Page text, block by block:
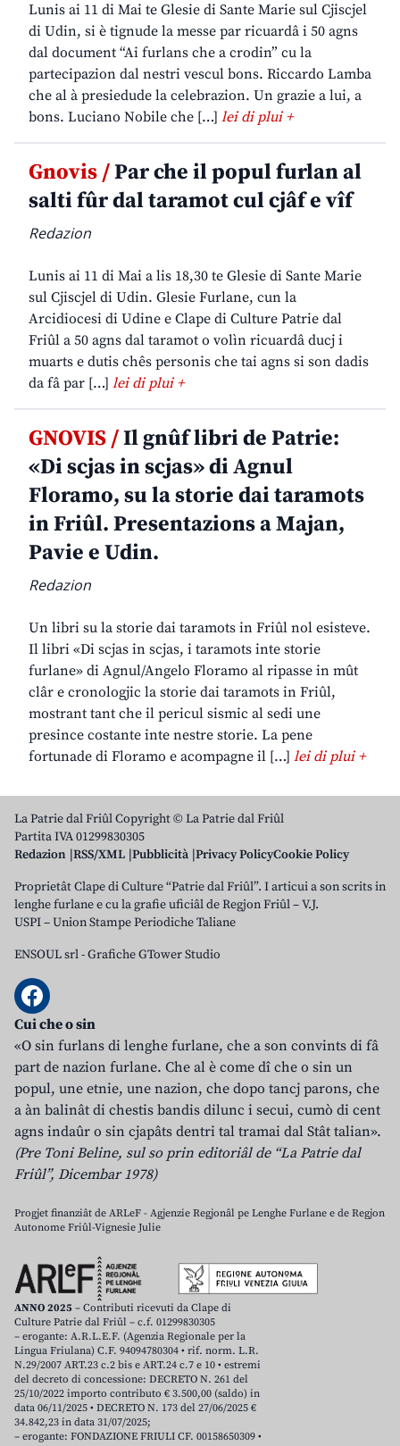
Lunis ai 11 di Mai te Glesie di Sante Marie sul Cjiscjel
di Udin, si è tignude la messe par ricuardâ i 50 agns
dal document “Ai furlans che a crodin” cu la
partecipazion dal nestri vescul bons. Riccardo Lamba
che al à presiedude la celebrazion. Un grazie a lui, a
bons. Luciano Nobile che […] lei di plui +
Gnovis /Par che il popul furlan al
salti fûr dal taramot cul cjâf e vîf
Redazion
Lunis ai 11 di Mai a lis 18,30 te Glesie di Sante Marie
sul Cjiscjel di Udin. Glesie Furlane, cun la
Arcidiocesi di Udine e Clape di Culture Patrie dal
Friûl a 50 agns dal taramot o volìn ricuardâ ducj i
muarts e dutis chês personis che tai agns si son dadis
da fâ par […] lei di plui +
GNOVIS /Il gnûf libri de Patrie:
«Di scjas in scjas» di Agnul
Floramo, su la storie dai taramots
in Friûl. Presentazions a Majan,
Pavie e Udin.
Redazion
Un libri su la storie dai taramots in Friûl nol esisteve.
Il libri «Di scjas in scjas, i taramots inte storie
furlane» di Agnul/Angelo Floramo al ripasse in mût
clâr e cronologjic la storie dai taramots in Friûl,
mostrant tant che il pericul sismic al sedi une
presince costante inte nestre storie. La pene
fortunade di Floramo e acompagne il […] lei di plui +
La Patrie dal Friûl Copyright © La Patrie dal Friûl
Partita IVA 01299830305
Redazion RSS/XML Pubblicità Privacy PolicyCookie Policy
Proprietât Clape di Culture “Patrie dal Friûl”. I articui a son scrits in
lenghe furlane e cu la grafie uficiâl de Regjon Friûl – V.J.
USPI – Union Stampe Periodiche Taliane
ENSOUL srl-Grafiche GTower Studio
Cui che o sin
«O sin furlans di lenghe furlane, che a son convints di fâ
part de nazion furlane. Che al è come dî che o sin un
popul, une etnie, une nazion, che dopo tancj parons, che
a àn balinât di chestis bandis dilunc i secui, cumò di cent
agns indaûr o sin cjapâts dentri tal tramai dal Stât talian».
(Pre Toni Beline, sul so prin editoriâl de “La Patrie dal
Friûl”, Dicembar 1978)
Progjet finanziât de ARLeF - Agjenzie Regjonâl pe Lenghe Furlane e de Regjon
Autonome Friûl-Vignesie Julie
ANNO 2025 – Contributi ricevuti da Clape di
Culture Patrie dal Friûl – c.f. 01299830305
– erogante: A.R.L.E.F. (Agenzia Regionale per la
Lingua Friulana) C.F. 94094780304 • rif. norm. L.R.
N.29/2007 ART.23 c.2 bis e ART.24 c.7 e 10 • estremi
del decreto di concessione: DECRETO N. 261 del
25/10/2022 importo contributo € 3.500,00 (saldo) in
data 06/11/2025 • DECRETO N. 173 del 27/06/2025 €
34.842,23 in data 31/07/2025;
– erogante: FONDAZIONE FRIULI CF. 00158650309 •